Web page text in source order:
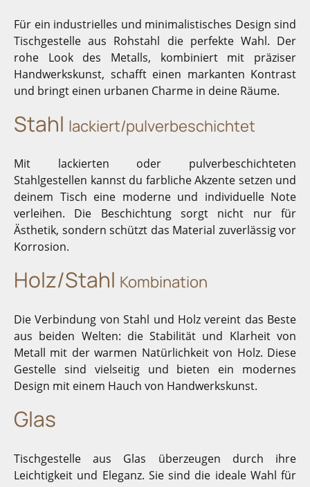
Für ein industrielles und minimalistisches Design sind
Tischgestelle aus Rohstahl die perfekte Wahl. Der
rohe Look des Metalls, kombiniert mit präziser
Handwerkskunst, schafft einen markanten Kontrast
und bringt einen urbanen Charme in deine Räume.
Stahl lackiert/pulverbeschichtet
Mit lackierten oder pulverbeschichteten
Stahlgestellen kannst du farbliche Akzente setzen und
deinem Tisch eine moderne und individuelle Note
verleihen. Die Beschichtung sorgt nicht nur für
Ästhetik, sondern schützt das Material zuverlässig vor
Korrosion.
Holz/Stahl Kombination
Die Verbindung von Stahl und Holz vereint das Beste
aus beiden Welten: die Stabilität und Klarheit von
Metall mit der warmen Natürlichkeit von Holz. Diese
Gestelle sind vielseitig und bieten ein modernes
Design mit einem Hauch von Handwerkskunst.
Glas
Tischgestelle aus Glas überzeugen durch ihre
Leichtigkeit und Eleganz. Sie sind die ideale Wahl für